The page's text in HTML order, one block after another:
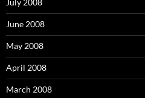
July 2008
June 2008
May 2008
April 2008
March 2008